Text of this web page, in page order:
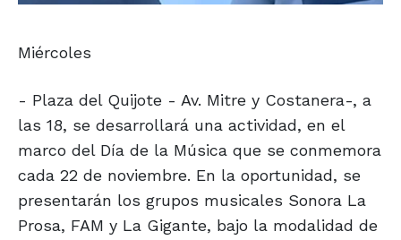
Miércoles
- Plaza del Quijote - Av. Mitre y Costanera-, a
las 18, se desarrollará una actividad, en el
marco del Día de la Música que se conmemora
cada 22 de noviembre. En la oportunidad, se
presentarán los grupos musicales Sonora La
Prosa, FAM y La Gigante, bajo la modalidad de